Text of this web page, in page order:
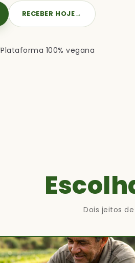
RECEBER HOJE→
Plataforma 100% vegana
Dois jeitos